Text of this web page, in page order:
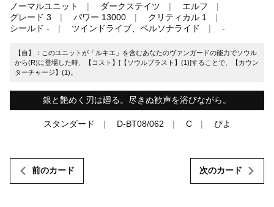
ノーマルユニット ダークステイツ
エルフ
グレード 3
パワー 13000
クリティカル 1
シールド -
ツインドライブ、ペルソナライド -
【自】：このユニットが「ルキエ」を含むあなたのヴァンガードの能力でソウル
から(R)に登場した時、【コスト】[【ソウルブラスト】(1)]することで、【カウン
ターチャージ】(1)。
銀と艶めく刃は廻る。尽きぬ歓声を浴びながら。
スタンダード D-BT08/062 C ぴよ
前のカード 次のカード